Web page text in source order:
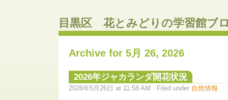
目黒区 花とみどりの学習館ブ
Archive for 5月 26, 2026
2026年ジャカランダ開花状況
2026年5月26日 at 11:58 AM · Filed under 自然情報